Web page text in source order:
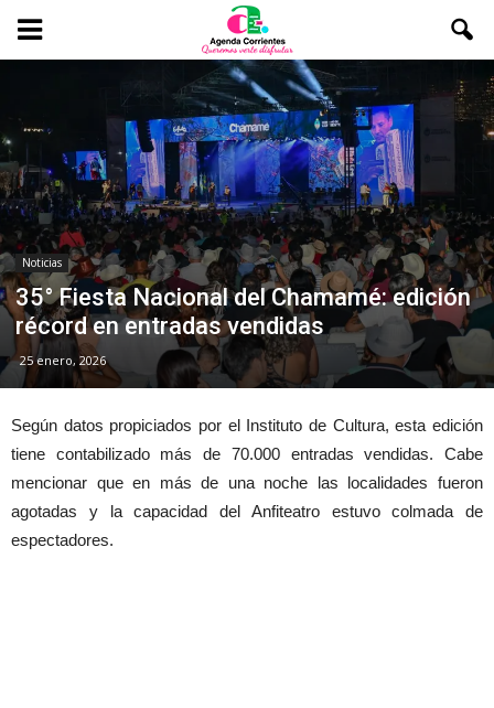
Noticias
35° Fiesta Nacional del Chamamé: edición
récord en entradas vendidas
25 enero, 2026
Según datos propiciados por el Instituto de Cultura, esta edición
tiene contabilizado más de 70.000 entradas vendidas. Cabe
mencionar que en más de una noche las localidades fueron
agotadas y la capacidad del Anfiteatro estuvo colmada de
espectadores.